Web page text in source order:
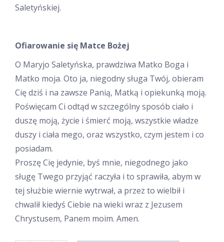
Saletyńskiej.
Ofiarowanie się Matce Bożej
O Maryjo Saletyńska, prawdziwa Matko Boga i
Matko moja. Oto ja, niegodny sługa Twój, obie­ram
Cię dziś i na zawsze Panią, Matką i opiekunką moją.
Poświęcam Ci odtąd w szczególny sposób ciało i
duszę moją, życie i śmierć moją, wszystkie władze
duszy i ciała mego, oraz wszystko, czym jestem i co
posiadam.
Proszę Cię jedynie, byś mnie, niegodnego jako
sługę Twego przyjąć raczyła i to sprawiła, abym w
tej służbie wiernie wytrwał, a przez to wielbił i
chwalił kiedyś Ciebie na wieki wraz z Jezusem
Chrystusem, Panem moim. Amen.